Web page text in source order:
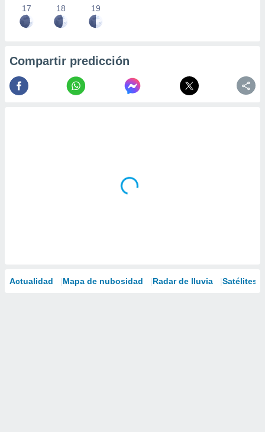
17 18 19
Compartir predicción
Actualidad Mapa de nubosidad Radar de lluvia Satélites